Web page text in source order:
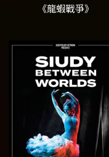
《龍蝦戰爭》